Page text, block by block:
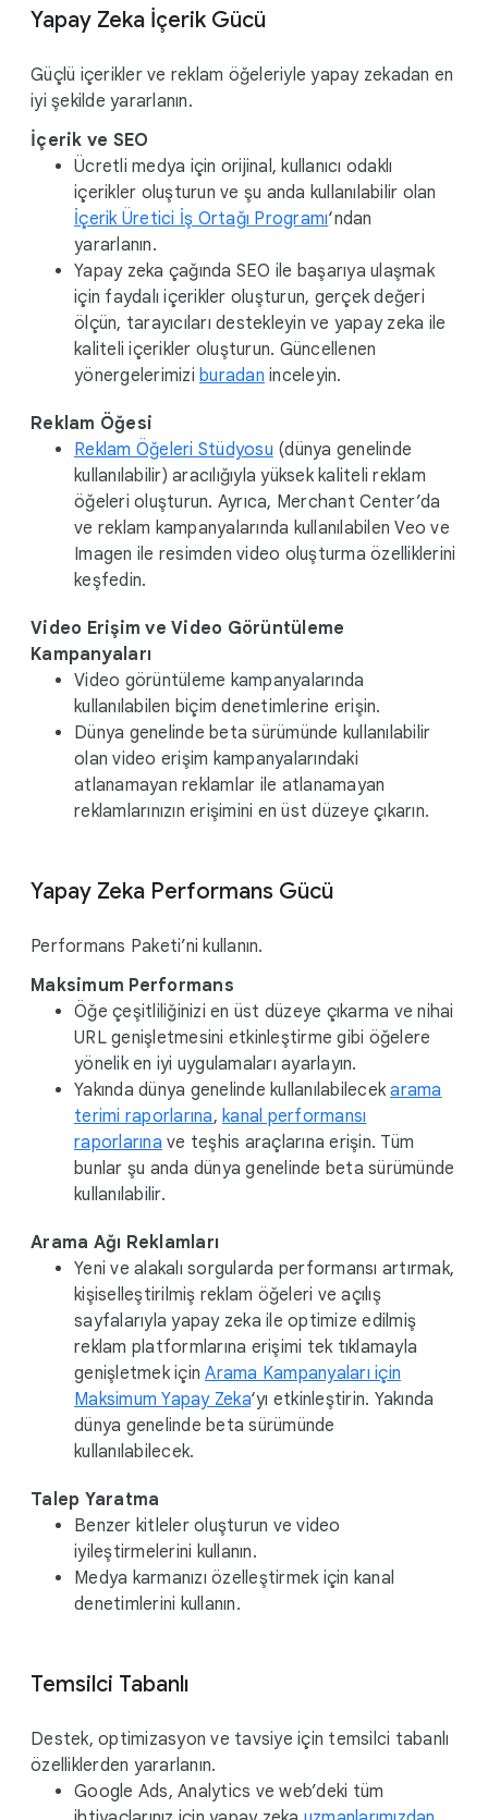
Yapay Zeka İçerik Gücü
Güçlü içerikler ve reklam öğeleriyle yapay zekadan en
iyi şekilde yararlanın.
İçerik ve SEO
Ücretli medya için orijinal, kullanıcı odaklı
içerikler oluşturun ve şu anda kullanılabilir olan
İçerik Üretici İş Ortağı Programı‘ndan
yararlanın.
Yapay zeka çağında SEO ile başarıya ulaşmak
için faydalı içerikler oluşturun, gerçek değeri
ölçün, tarayıcıları destekleyin ve yapay zeka ile
kaliteli içerikler oluşturun. Güncellenen
yönergelerimizi buradan inceleyin.
Reklam Öğesi
Reklam Öğeleri Stüdyosu (dünya genelinde
kullanılabilir) aracılığıyla yüksek kaliteli reklam
öğeleri oluşturun. Ayrıca, Merchant Center’da
ve reklam kampanyalarında kullanılabilen Veo ve
Imagen ile resimden video oluşturma özelliklerini
keşfedin.
Video Erişim ve Video Görüntüleme
Kampanyaları
Video görüntüleme kampanyalarında
kullanılabilen biçim denetimlerine erişin.
Dünya genelinde beta sürümünde kullanılabilir
olan video erişim kampanyalarındaki
atlanamayan reklamlar ile atlanamayan
reklamlarınızın erişimini en üst düzeye çıkarın.
Yapay Zeka Performans Gücü
Performans Paketi’ni kullanın.
Maksimum Performans
Öğe çeşitliliğinizi en üst düzeye çıkarma ve nihai
URL genişletmesini etkinleştirme gibi öğelere
yönelik en iyi uygulamaları ayarlayın.
Yakında dünya genelinde kullanılabilecekarama
terimi raporlarına, kanal performansı
raporlarına ve teşhis araçlarına erişin. Tüm
bunlar şu anda dünya genelinde beta sürümünde
kullanılabilir.
Arama Ağı Reklamları
Yeni ve alakalı sorgularda performansı artırmak,
kişiselleştirilmiş reklam öğeleri ve açılış
sayfalarıyla yapay zeka ile optimize edilmiş
reklam platformlarına erişimi tek tıklamayla
genişletmek içinArama Kampanyaları için
Maksimum Yapay Zeka‘yı etkinleştirin. Yakında
dünya genelinde beta sürümünde
kullanılabilecek.
Talep Yaratma
Benzer kitleler oluşturun ve video
iyileştirmelerini kullanın.
Medya karmanızı özelleştirmek için kanal
denetimlerini kullanın.
Temsilci Tabanlı
Destek, optimizasyon ve tavsiye için temsilci tabanlı
özelliklerden yararlanın.
Google Ads, Analytics ve web’deki tüm